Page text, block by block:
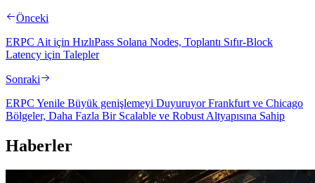
Önceki
ERPC Ait için HızlıPass Solana Nodes, Toplantı Sıfır-Block
Latency için Talepler
Sonraki
ERPC Yenile Büyük genişlemeyi Duyuruyor Frankfurt ve Chicago
Bölgeler, Daha Fazla Bir Scalable ve Robust Altyapısına Sahip
Haberler